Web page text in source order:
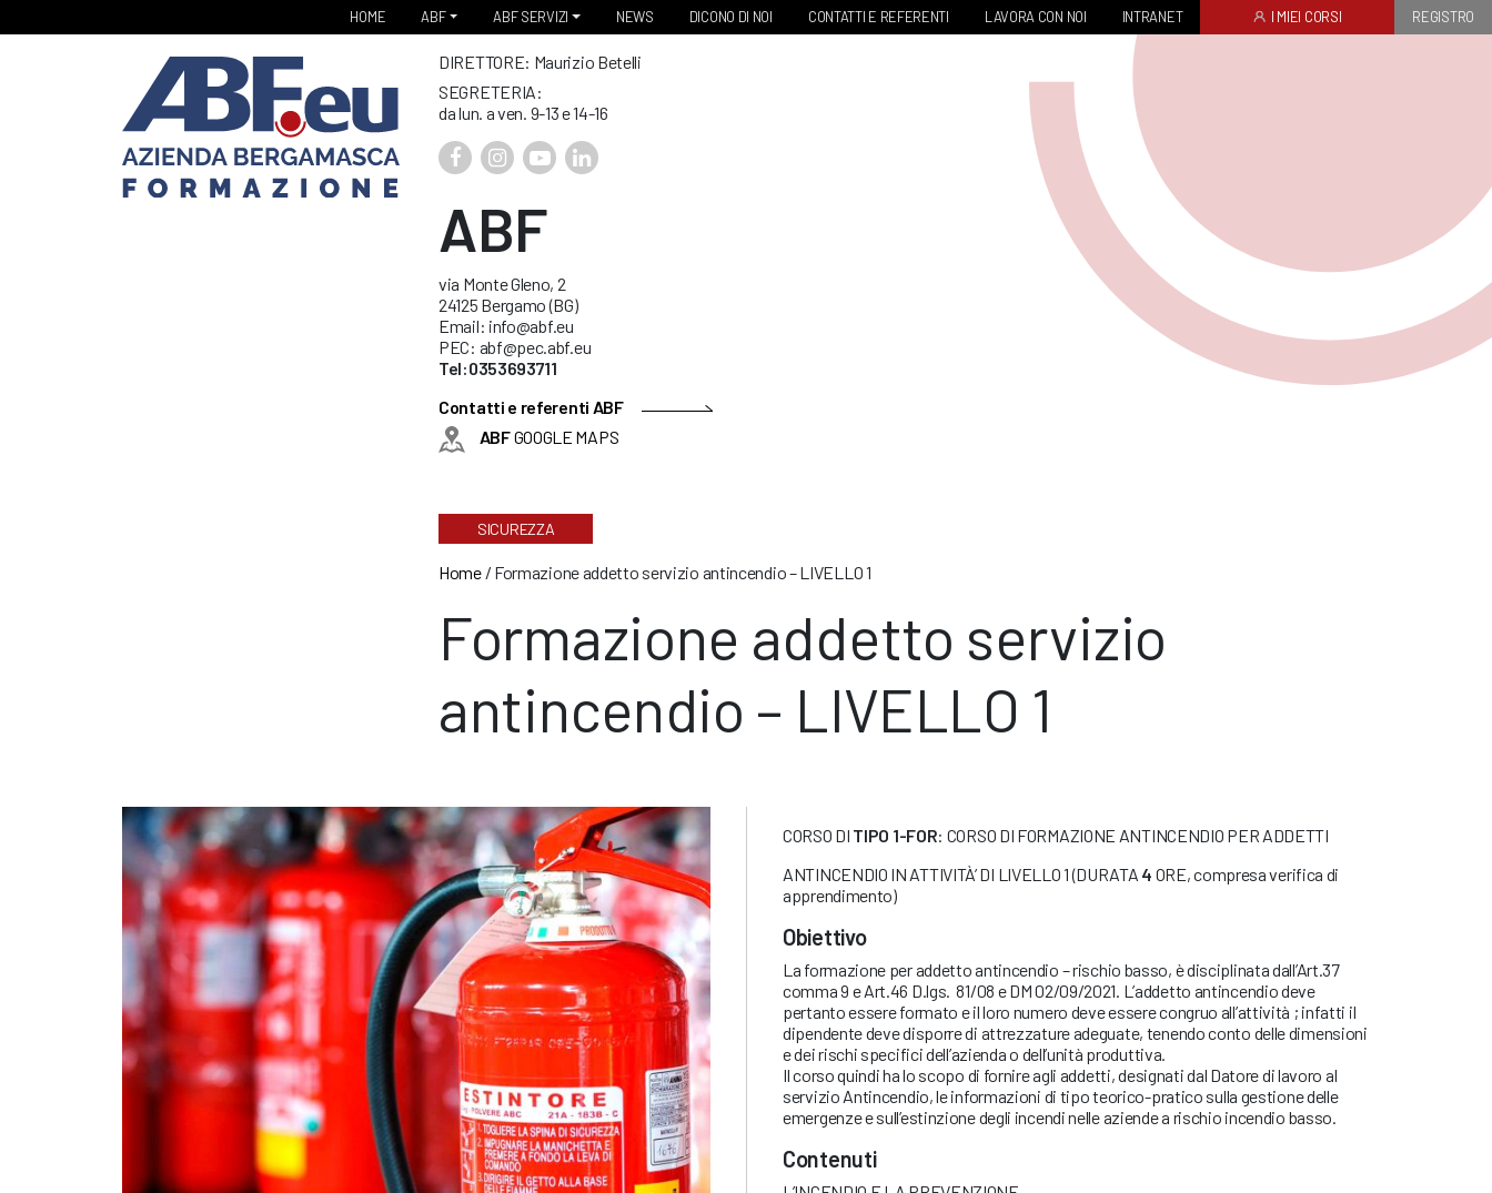
HOME ABF ABF SERVIZI NEWS DICONO DI NOI CONTATTI E REFERENTI LAVORA CON NOI INTRANET I MIEI CORSI REGISTRO
DIRETTORE: Maurizio Betelli
SEGRETERIA:
da lun. a ven. 9-13 e 14-16
ABF
via Monte Gleno, 2
24125 Bergamo (BG)
Email: info@abf.eu
PEC: abf@pec.abf.eu
Tel:0353693711
Contatti e referenti ABF
ABFGOOGLE MAPS
SICUREZZA
Home/ Formazione addetto servizio antincendio – LIVELLO 1
Formazione addetto servizio
antincendio – LIVELLO 1
CORSO DI TIPO 1-FOR: CORSO DI FORMAZIONE ANTINCENDIO PER ADDETTI
ANTINCENDIO IN ATTIVITÀ’ DI LIVELLO 1 (DURATA 4 ORE, compresa verifica di
apprendimento)
Obiettivo
La formazione per addetto antincendio – rischio basso, è disciplinata dall’Art.37
comma 9 e Art.46 D.lgs. 81/08 e DM 02/09/2021. L’addetto antincendio deve
pertanto essere formato e il loro numero deve essere congruo all’attività ; infatti il
dipendente deve disporre di attrezzature adeguate, tenendo conto delle dimensioni
e dei rischi specifici dell’azienda o dell’unità produttiva.
Il corso quindi ha lo scopo di fornire agli addetti, designati dal Datore di lavoro al
servizio Antincendio, le informazioni di tipo teorico-pratico sulla gestione delle
emergenze e sull’estinzione degli incendi nelle aziende a rischio incendio basso.
Contenuti